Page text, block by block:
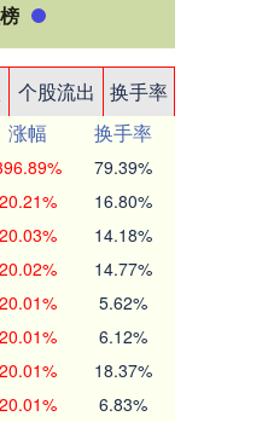
个股流出
换手率
涨幅
换手率
79.39%
20.21% 16.80%
20.03% 14.18%
20.02% 14.77%
20.01% 5.62%
20.01% 6.12%
20.01% 18.37%
20.01% 6.83%